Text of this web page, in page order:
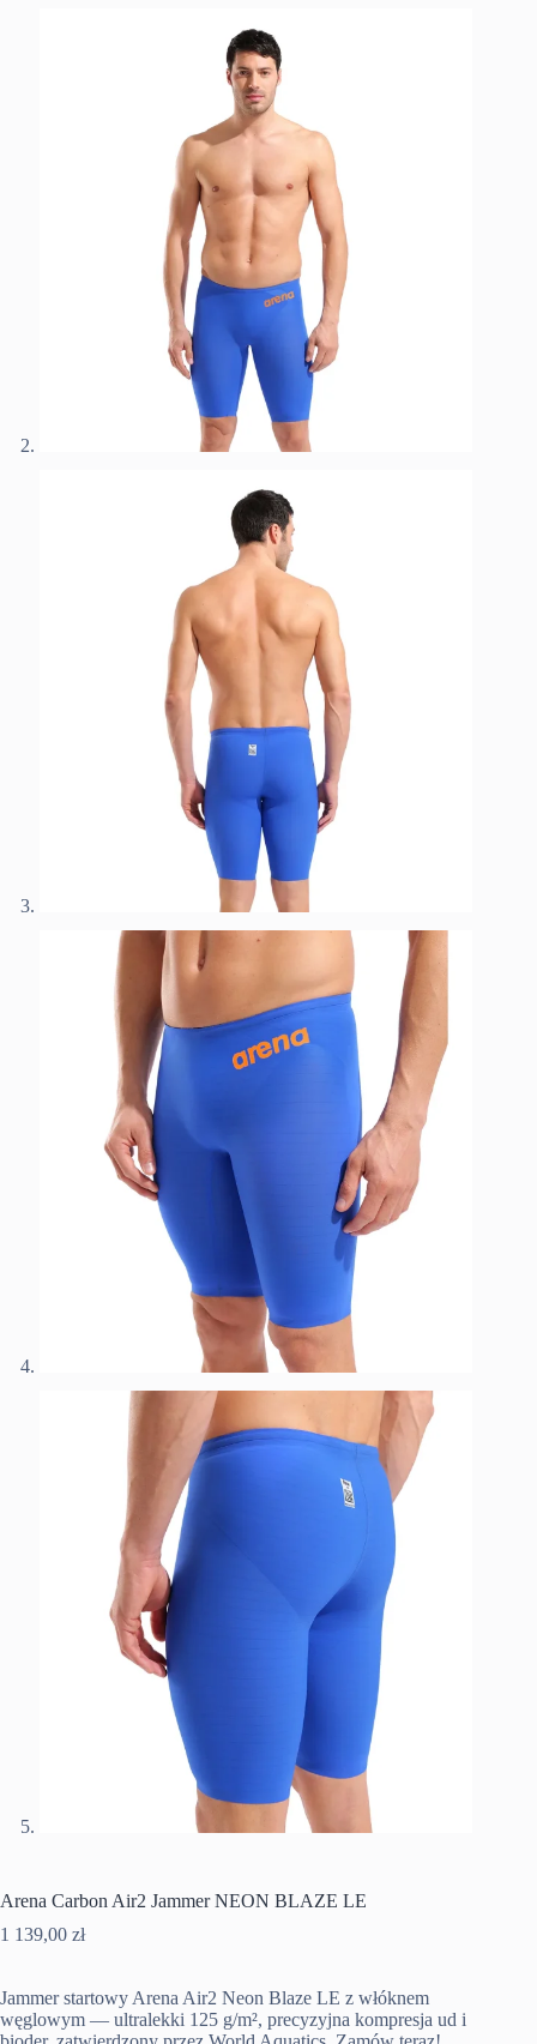
Arena Carbon Air2 Jammer NEON BLAZE LE
1 139,00 zł
Jammer startowy Arena Air2 Neon Blaze LE z włóknem
węglowym — ultralekki 125 g/m², precyzyjna kompresja ud i